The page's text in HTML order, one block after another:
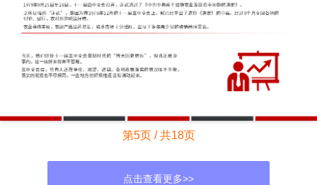
第5页 / 共18页
点击查看更多>>